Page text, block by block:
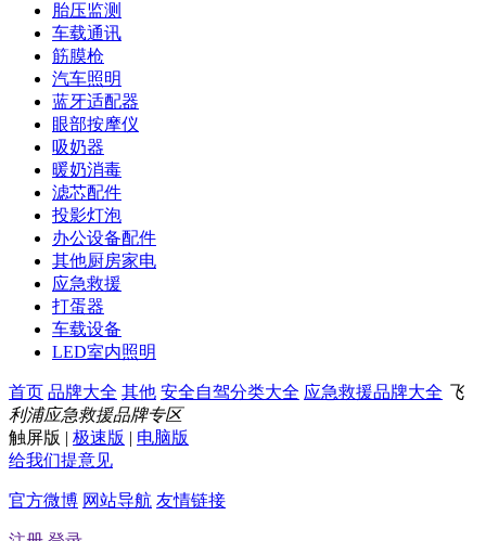
胎压监测
车载通讯
筋膜枪
汽车照明
蓝牙适配器
眼部按摩仪
吸奶器
暖奶消毒
滤芯配件
投影灯泡
办公设备配件
其他厨房家电
应急救援
打蛋器
车载设备
LED室内照明
首页 品牌大全 其他 安全自驾分类大全 应急救援品牌大全 飞
利浦应急救援品牌专区
触屏版 | 极速版 | 电脑版
给我们提意见
官方微博 网站导航 友情链接